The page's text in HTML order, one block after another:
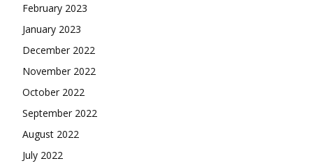
February 2023
January 2023
December 2022
November 2022
October 2022
September 2022
August 2022
July 2022